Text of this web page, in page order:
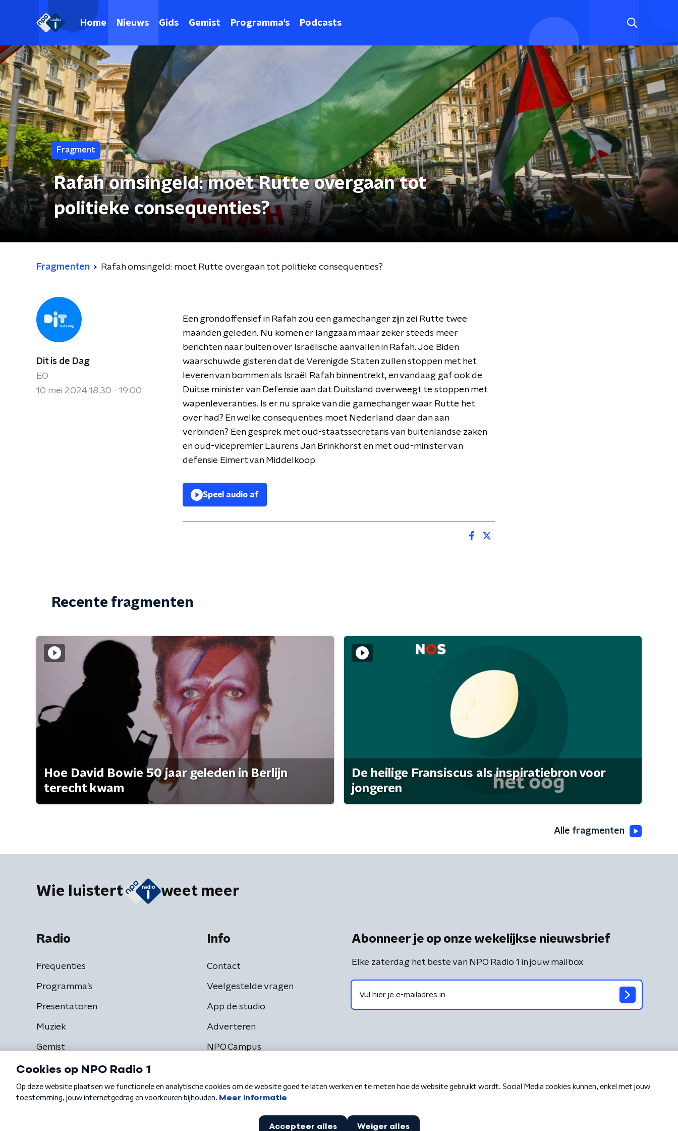
Home Nieuws Gids Gemist Programma's Podcasts
Fragment
Rafah omsingeld: moet Rutte overgaan tot
politieke consequenties?
Fragmenten Rafah omsingeld: moet Rutte overgaan tot politieke consequenties?
Dit is de Dag
EO
10 mei 2024 18:30 - 19:00
Een grondoffensief in Rafah zou een gamechanger zijn zei Rutte twee
maanden geleden. Nu komen er langzaam maar zeker steeds meer
berichten naar buiten over Israëlische aanvallen in Rafah. Joe Biden
waarschuwde gisteren dat de Verenigde Staten zullen stoppen met het
leveren van bommen als Israël Rafah binnentrekt, en vandaag gaf ook de
Duitse minister van Defensie aan dat Duitsland overweegt te stoppen met
wapenleveranties. Is er nu sprake van die gamechanger waar Rutte het
over had? En welke consequenties moet Nederland daar dan aan
verbinden? Een gesprek met oud-staatssecretaris van buitenlandse zaken
en oud-vicepremier Laurens Jan Brinkhorst en met oud-minister van
defensie Eimert van Middelkoop.
Speel audio af
Recente fragmenten
Hoe David Bowie 50 jaar geleden in Berlijn
terecht kwam
De heilige Fransiscus als inspiratiebron voor
jongeren
Alle fragmenten
Wie luistert weet meer
Radio
Frequenties
Programma's
Presentatoren
Muziek
Gemist
Info
Contact
Veelgestelde vragen
App de studio
Adverteren
NPO Campus
Abonneer je op onze wekelijkse nieuwsbrief
Elke zaterdag het beste van NPO Radio 1 in jouw mailbox
Algemene voorwaarden Privacybeleid